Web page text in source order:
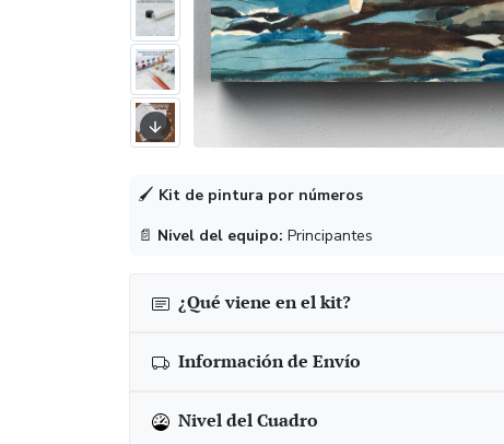
🖌 Kit de pintura por números
📄 Nivel del equipo: Principantes
¿Qué viene en el kit?
Información de Envío
Nivel del Cuadro